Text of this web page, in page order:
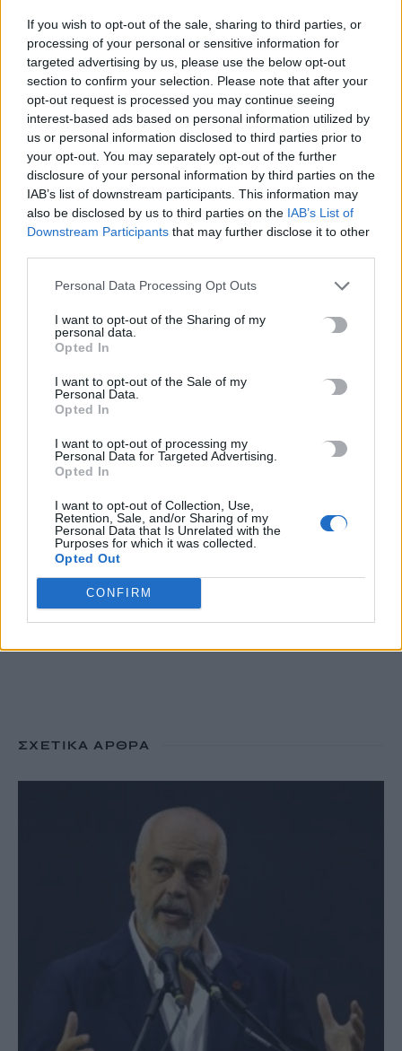
If you wish to opt-out of the sale, sharing to third parties, or
processing of your personal or sensitive information for
targeted advertising by us, please use the below opt-out
section to confirm your selection. Please note that after your
opt-out request is processed you may continue seeing
interest-based ads based on personal information utilized by
us or personal information disclosed to third parties prior to
your opt-out. You may separately opt-out of the further
disclosure of your personal information by third parties on the
IAB’s list of downstream participants. This information may
also be disclosed by us to third parties on the IAB’s List of
Downstream Participants that may further disclose it to other
Personal Data Processing Opt Outs
I want to opt-out of the Sharing of my
personal data.
Opted In
I want to opt-out of the Sale of my
Personal Data.
Opted In
I want to opt-out of processing my
Personal Data for Targeted Advertising.
Opted In
I want to opt-out of Collection, Use,
Retention, Sale, and/or Sharing of my
Personal Data that Is Unrelated with the
Purposes for which it was collected.
Opted Out
CONFIRM
Νέα χρηματοδότηση 1,5 εκατ. ευρώ για διαπλάτυνση του
Αγιοβασιλιώτικου Παραλιακού Δρόμου
Τι δείχνει η ιατροδικαστική εξέταση για τα αίτια θανάτου του
90χρονου που εντοπίστηκε μέσα σε καταψύκτη
6 Αυγούστου, 2026
Το Αρκαλοχώρι γιόρτασε τον Προστάτη και Πολιούχο του
ευλογιά των αιγοπροβάτων
6 Αυγούστου, 2026
Έκτακτο επίδομα παιδιού: Ποιοι πάνε ταμείο
6 Αυγούστου, 2026
ΟΠΕΚΑ: Νέα πληρωμή στις 7 Αυγούστου για τρίτεκνες και
6 Αυγούστου, 2026
TRENDING
#ΝΕΕΣ ΤΑΥΤΟΤΗΤΕΣ #ΙΔΡΩΤΑΣ
ΣΧΕΤΙΚΆ ΆΡΘΡΑ